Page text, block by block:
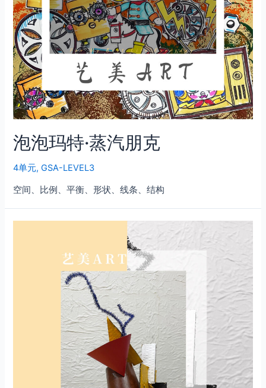
泡泡玛特·蒸汽朋克
4单元,GSA-LEVEL3
空间、比例、平衡、形状、线条、结构